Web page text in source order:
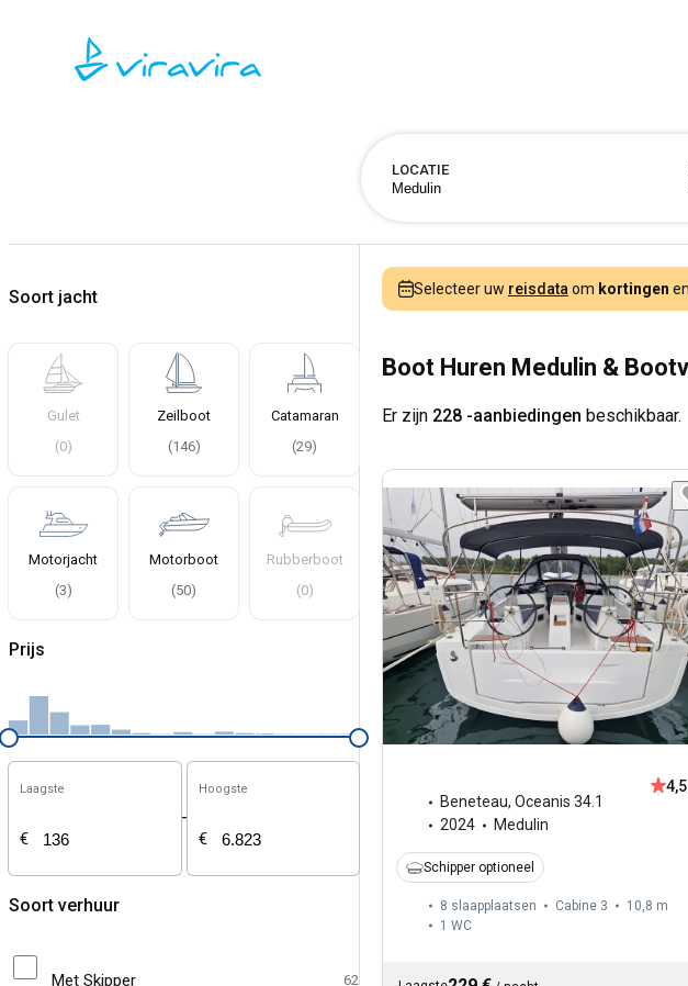
LOCATIE
Soort jacht
Gulet
(0)
Zeilboot
(146)
Catamaran
(29)
Motorjacht
(3)
Motorboot
(50)
Rubberboot
(0)
Prijs
Laagste
€
-
Hoogste
€
Soort verhuur
Met Skipper 62
Selecteer uw reisdata om kortingen en
Boot Huren Medulin &
Er zijn 228 -aanbiedingen beschikbaar.
Beneteau, Oceanis 34.1
2024
Medulin
Schipper optioneel
8 slaapplaatsen Cabine 3
10,8 m
1 WC